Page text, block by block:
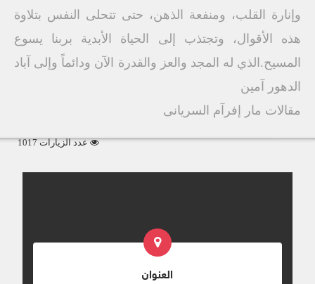
وإنارة القلب، ومنفعة الذهن، حتى تتحلى النفس بتلاوة
هذه الأقوال، وتجتذب إلى الحياة الأبدية بربنا يسوع
المسيح.الذي له المجد والعز والقدرة الآن ودائماً وإلى آباد
الدهور آمين
مقالات مار إفرآم السريانى
عدد الزيارات 1017
العنوان